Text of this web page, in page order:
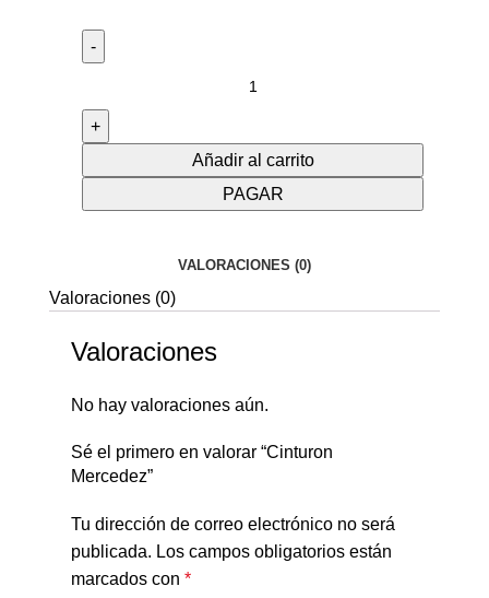
Añadir al carrito
PAGAR
VALORACIONES (0)
Valoraciones (0)
Valoraciones
No hay valoraciones aún.
Sé el primero en valorar “Cinturon
Mercedez”
Tu dirección de correo electrónico no será
publicada. Los campos obligatorios están
marcados con *